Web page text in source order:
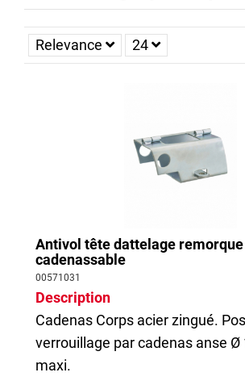
Relevance 24
Antivol tête dattelage remorque
cadenassable
00571031
Description
Cadenas Corps acier zingué.
verrouillage par cadenas anse Ø
maxi.